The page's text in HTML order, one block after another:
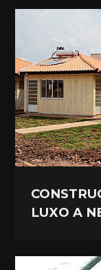
LUXO A